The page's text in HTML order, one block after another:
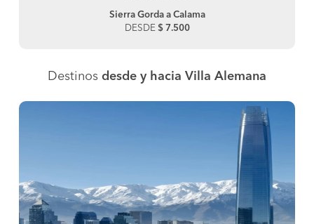
Sierra Gorda a Calama
DESDE $ 7.500
Destinos desde y hacia Villa Alemana